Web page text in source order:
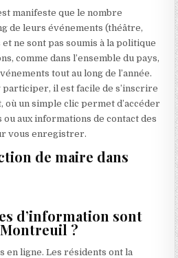
manifeste que le nombre
de leurs événements (théâtre,
ne sont pas soumis à la politique
comme dans l’ensemble du pays,
tout au long de l’année.
participer, il est facile de s’inscrire
un simple clic permet d’accéder
ou aux informations de contact des
vous enregistrer.
de maire dans
d’information sont
?
en ligne. Les résidents ont la